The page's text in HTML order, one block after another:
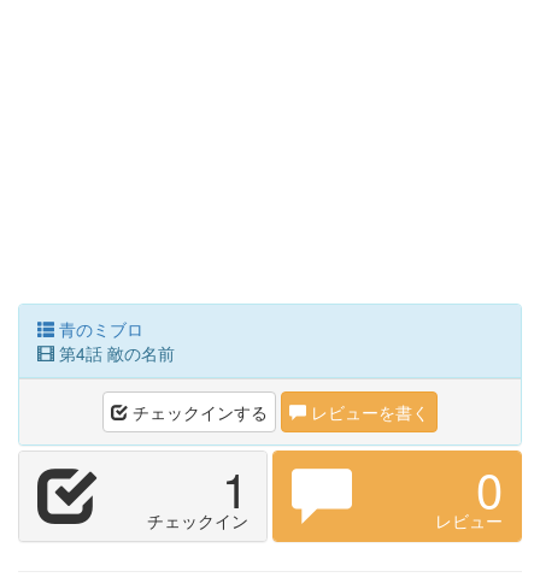
青のミブロ
第4話 敵の名前
チェックインする レビューを書く
1
チェックイン 0
レビュー